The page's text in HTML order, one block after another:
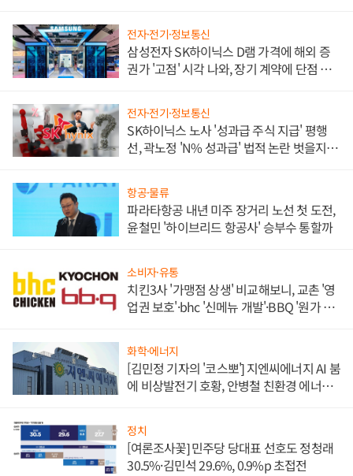
전자·전기·정보통신
삼성전자 SK하이닉스 D램 가격에 해외 증
권가 '고점' 시각 나와, 장기 계약에 단점 부
전자·전기·정보통신
SK하이닉스 노사 '성과급 주식 지급' 평행
선, 곽노정 'N% 성과급' 법적 논란 벗을지 주
항공·물류
파라타항공 내년 미주 장거리 노선 첫 도전,
윤철민 '하이브리드 항공사' 승부수 통할까
소비자·유통
치킨3사 '가맹점 상생' 비교해보니, 교촌 '영
업권 보호'·bhc '신메뉴 개발'·BBQ '원가 부
화학·에너지
[김민정 기자의 '코스뽀'] 지엔씨에너지 AI 붐
에 비상발전기 호황, 안병철 친환경 에너지
정치
[여론조사꽃] 민주당 당대표 선호도 정청래
30.5%·김민석 29.6%, 0.9%p 초접전